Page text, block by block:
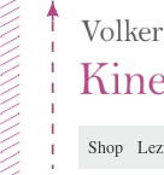
Shop